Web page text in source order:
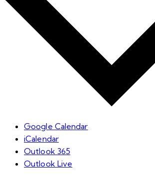
Google Calendar
iCalendar
Outlook 365
Outlook Live